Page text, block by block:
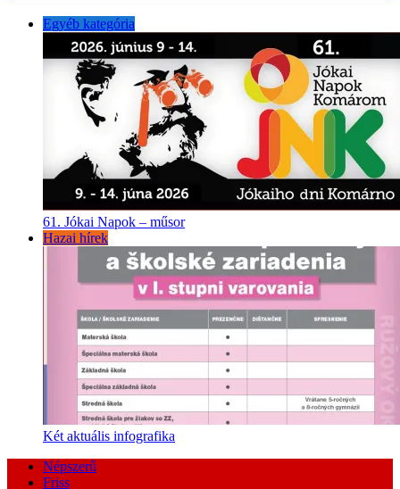
Egyéb kategória
61. Jókai Napok – műsor
Hazai hírek
Két aktuális infografika
Népszerű
Friss